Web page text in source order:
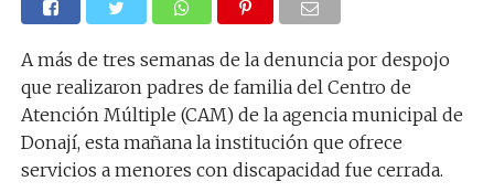
A más de tres semanas de la denuncia por despojo
que realizaron padres de familia del Centro de
Atención Múltiple (CAM) de la agencia municipal de
Donají, esta mañana la institución que ofrece
servicios a menores con discapacidad fue cerrada.